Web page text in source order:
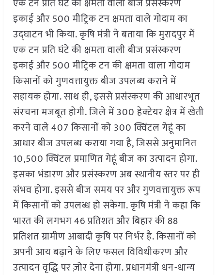
एक टन प्रति घंटे की क्षमता वाली बीज प्रसंस्करण
इकाई और 500 मीट्रिक टन क्षमता वाले गोदाम का
उद्घाटन भी किया. कृषि मंत्री ने बताया कि मुरादपुर में
एक टन प्रति घंटे की क्षमता वाली बीज प्रसंस्करण
इकाई और 500 मीट्रिक टन की क्षमता वाला गोदाम
किसानों को गुणवत्तायुक्त बीज उपलब्ध कराने में
सहायक होगा. साथ ही, इससे प्रसंस्करण की आधारभूत
संरचना मजबूत होगी. जिले में 300 हेक्टेयर क्षेत्र में खेती
करने वाले 407 किसानों को 300 क्विंटल गेहूं का
आधार बीज उपलब्ध कराया गया है, जिससे अनुमानित
10,500 क्विंटल प्रमाणित गेहूं बीज का उत्पादन होगा.
इसका भंडारण और प्रसंस्करण अब स्थानीय स्तर पर ही
संभव होगा. इससे बीज समय पर और गुणवत्तायुक्त रूप
में किसानों को उपलब्ध हो सकेगा. कृषि मंत्री ने कहा कि
भारत की लगभग 46 प्रतिशत और बिहार की 88
प्रतिशत ग्रामीण आबादी कृषि पर निर्भर है. किसानों को
अपनी आय बढ़ाने के लिए फसल विविधीकरण और
उत्पादन वृद्धि पर ज़ोर देना होगा. प्रधानमंत्री धन-धान्य